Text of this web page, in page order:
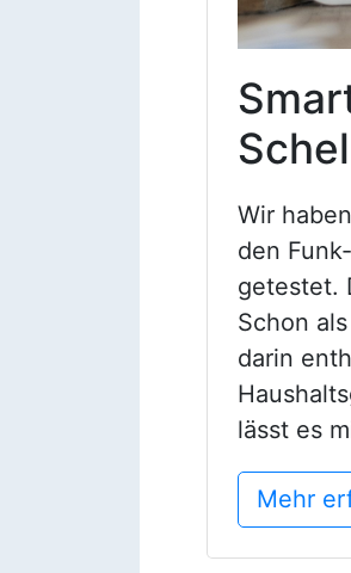
Wir
den
getestet.
Schon
darin
lässt es
Mehr